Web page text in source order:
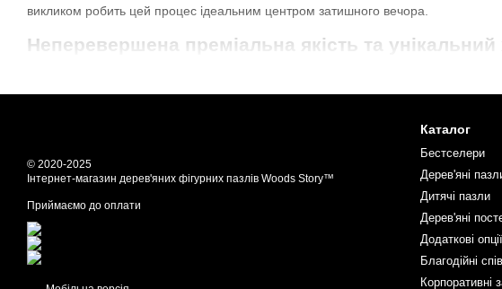
викликом робить цей процес ідеальним центром затишного вечора.
Неперевершена преміальна якість та
неймовірно чіткі лінії та яскраві кольори, які залишаються насиченими
Чому варто обрати Woods Story для вашої
Ручна робота: Кожен набір ретельно перевіряється, щоб забезпечити
Унікальні тематичні елементи: Особливі форми деталей додають процесу
Екологічність: Ми пріоритетно використовуємо стійкі матеріали, щоб
Ідеальний подарунок: Вишуканий вибір для фанатів фентезі на будь-яке
© 2020-2025
Інтернет-магазин дерев'яних фігурних пазлів Woods Story™
Приймаємо до оплати
Каталог
Бестселери
Дерев'яні
Дитячі пазли
Дерев'яні
Додаткові опції
Благодійні
Корпоративні